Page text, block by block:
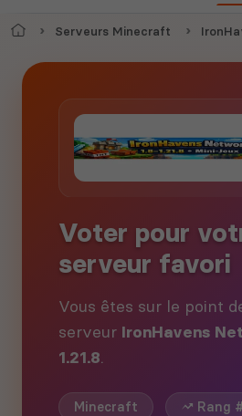
AccueilServeurs Minecraft
Voter pour
serveur favori
Vous êtes sur le point
serveur IronHavens
1.21.8.
Minecraft Rang